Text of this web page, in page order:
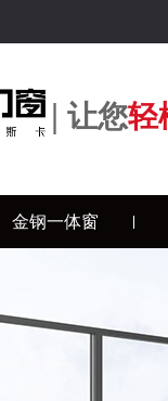
| 让您轻
金钢一体窗